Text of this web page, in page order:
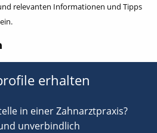
relevanten Informationen und Tipps
erhalten
in einer Zahnarztpraxis?
unverbindlich